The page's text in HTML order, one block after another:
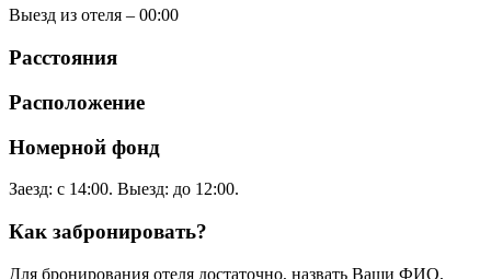
Выезд из отеля – 00:00
Расстояния
Расположение
Номерной фонд
Заезд: с 14:00. Выезд: до 12:00.
Как забронировать?
Для бронирования отеля достаточно, назвать Ваши ФИО,